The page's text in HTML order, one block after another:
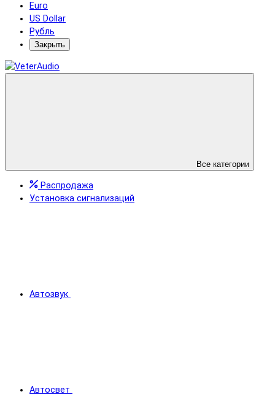
Euro
US Dollar
Рубль
Закрыть
Все категории
Распродажа
Установка сигнализаций
Автозвук
Автосвет